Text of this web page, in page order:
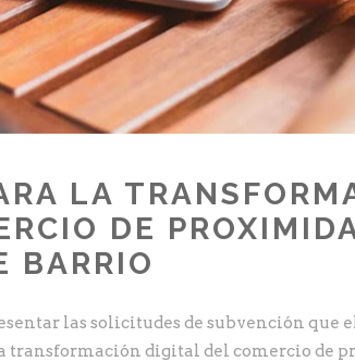
LA
DE
BARRIO
las solicitudes de subvención que
transformación digital del comercio de